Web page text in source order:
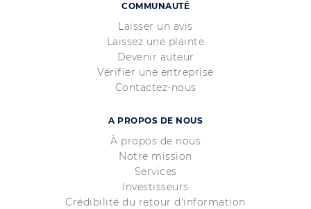
COMMUNAUTÉ
Laisser un avis
Laissez une plainte
Devenir auteur
Vérifier une entreprise
Contactez-nous
A PROPOS DE NOUS
À propos de nous
Notre mission
Services
Investisseurs
Crédibilité du retour d'information